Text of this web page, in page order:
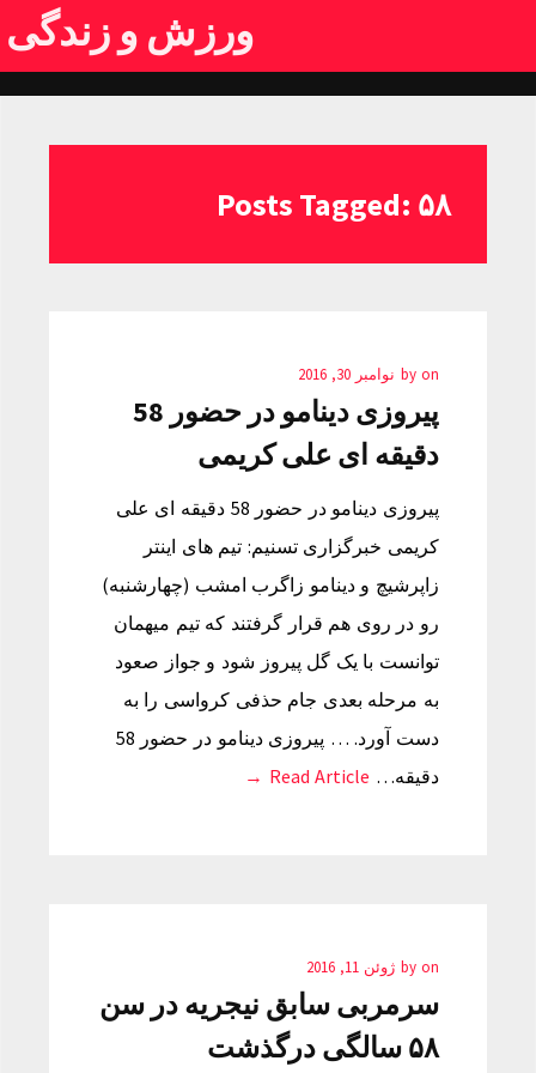
ورزش و زندگی
Posts Tagged: ۵۸
by on نوامبر 30, 2016
پیروزی دینامو در حضور 58
دقیقه ای علی کریمی
پیروزی دینامو در حضور 58 دقیقه ای علی
کریمی خبرگزاری تسنیم: تیم های اینتر
زاپرشیچ و دینامو زاگرب امشب (چهارشنبه)
رو در روی هم قرار گرفتند که تیم میهمان
توانست با یک گل پیروز شود و جواز صعود
به مرحله بعدی جام حذفی کرواسی را به
دست آورد. … پیروزی دینامو در حضور 58
دقیقه… Read Article →
by on ژوئن 11, 2016
سرمربی سابق نیجریه در سن
۵۸ سالگی درگذشت